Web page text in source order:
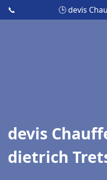
📞 🕒 devis
devis
dietrich